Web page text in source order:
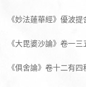
《妙法蓮華經》優波
《大毘婆沙論》卷一
《俱舍論》卷十二有